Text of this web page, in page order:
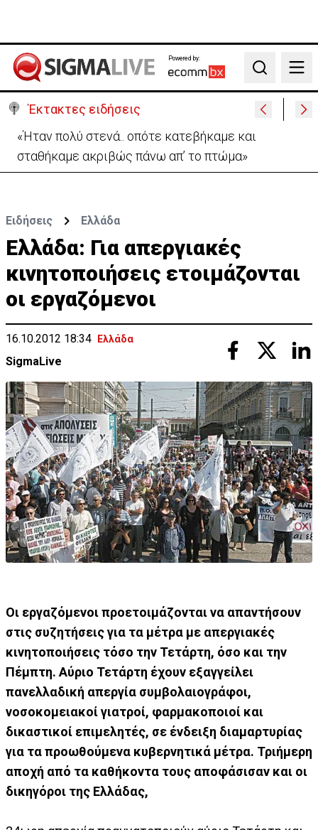
Powered by:
Search
Έκτακτες ειδήσεις
«Ήταν πολύ στενά.. οπότε κατεβήκαμε και
σταθήκαμε ακριβώς πάνω απ’ το πτώμα»
Ειδήσεις Ελλάδα
Ελλάδα: Για απεργιακές
κινητοποιήσεις ετοιμάζονται
οι εργαζόμενοι
16.10.2012 18:34 Ελλάδα
SigmaLive
Οι εργαζόμενοι προετοιμάζονται να απαντήσουν
στις συζητήσεις για τα μέτρα με απεργιακές
κινητοποιήσεις τόσο την Τετάρτη, όσο και την
Πέμπτη. Αύριο Τετάρτη έχουν εξαγγείλει
πανελλαδική απεργία συμβολαιογράφοι,
νοσοκομειακοί γιατροί, φαρμακοποιοί και
δικαστικοί επιμελητές, σε ένδειξη διαμαρτυρίας
για τα προωθούμενα κυβερνητικά μέτρα. Τριήμερη
αποχή από τα καθήκοντα τους αποφάσισαν και οι
δικηγόροι της Ελλάδας,